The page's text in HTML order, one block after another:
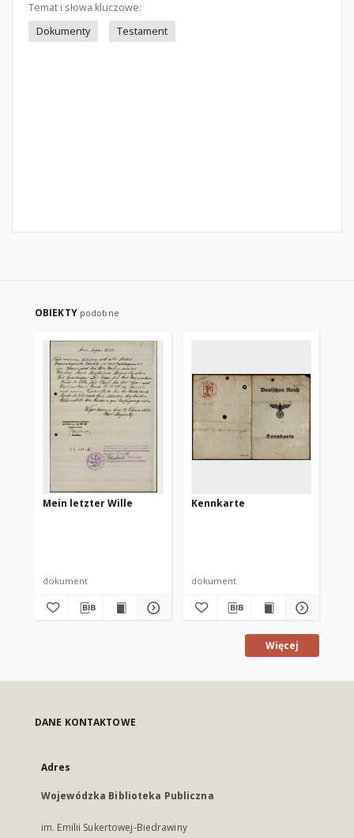
Temat i słowa kluczowe:
Dokumenty
Testament
OBIEKTY podobne
Mein letzter Wille
dokument
Kennkarte
dokument
Więcej
DANE KONTAKTOWE
Adres
Wojewódzka Biblioteka Publiczna
im. Emilii Sukertowej-Biedrawiny